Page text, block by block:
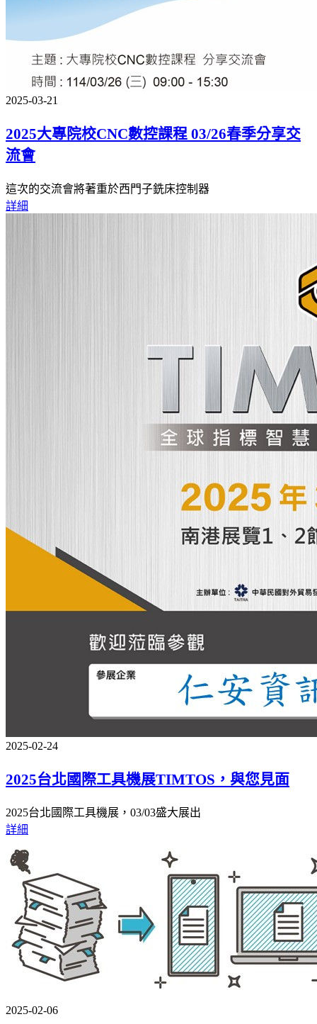
2025-03-21
2025大專院校CNC數控課程 03/26春季分享交
流會
這次的交流會將著重於西門子銑床控制器
詳細
2025-02-24
2025台北國際工具機展TIMTOS，與您見面
2025台北國際工具機展，03/03盛大展出
詳細
2025-02-06